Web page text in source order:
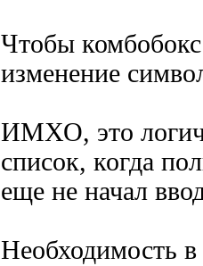
Чтобы
изменение
ИМХО, это
список, когда
еще не начал
Необходимость в